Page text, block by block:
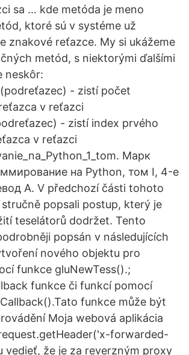
sa … kde metóda je meno
ktoré sú v systéme už
znakové reťazce. My si ukážeme
metód, s niektorými ďalšími
neskôr:
- zistí počet
v reťazci
- zistí index prvého
v reťazci
Марк
на Python, том I, 4-е
А. V předchozí části tohoto
stručně popsali postup, který je
teselátorů dodržet. Tento
popsán v následujících
nového objektu pro
funkce gluNewTess().;
funkce či funkcí pomocí
funkce může být
Moja webová aplikácia
forwarded-
vedieť, že je za reverzným proxy